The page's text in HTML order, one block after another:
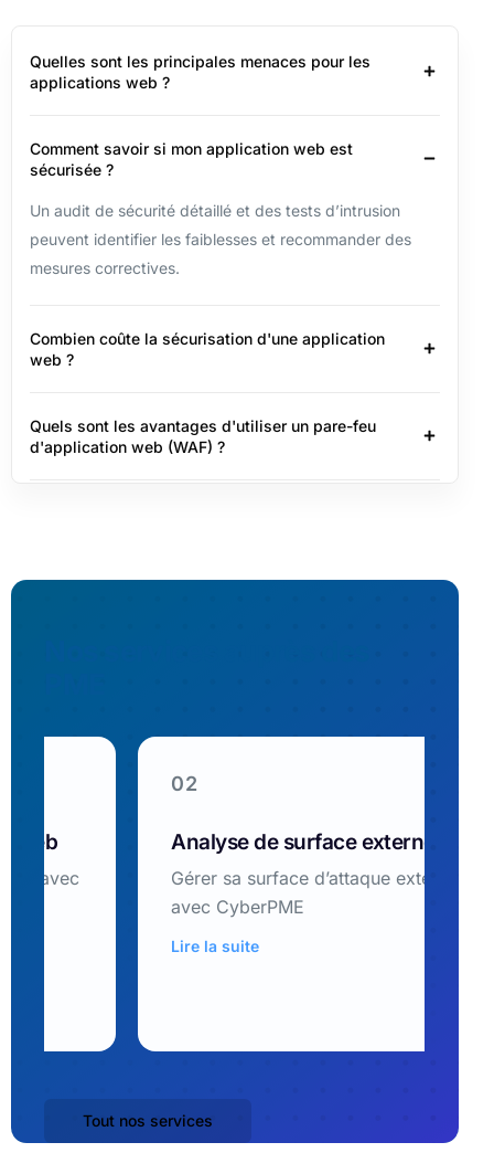
Quelles sont les principales menaces pour les
applications web ?
Comment savoir si mon application web est
sécurisée ?
Un audit de sécurité détaillé et des tests d’intrusion
peuvent identifier les faiblesses et recommander des
mesures correctives.
Combien coûte la sécurisation d'une application
web ?
Quels sont les avantages d'utiliser un pare-feu
d'application web (WAF) ?
Analyse de surface externe
Tout nos services